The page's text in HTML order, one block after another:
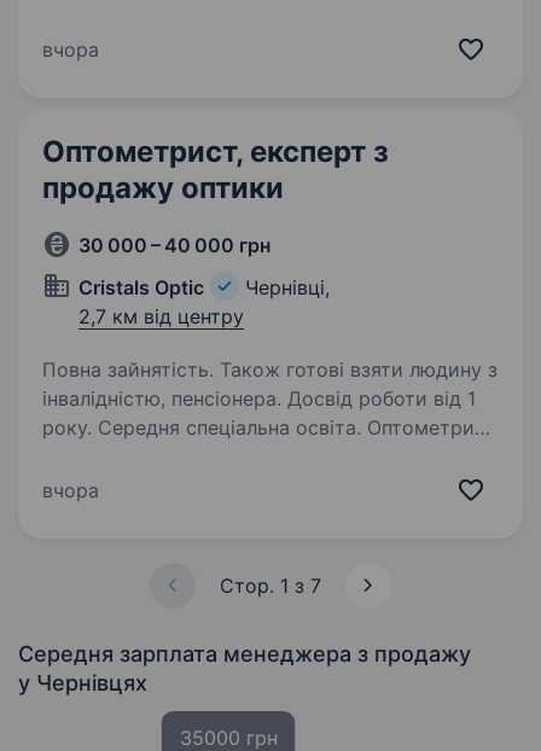
національну дистрибуцію та виходимо на
вчора
Оптометрист, експерт з
продажу оптики
30 000 – 40 000 грн
Cristals Optic
Чернівці,
2,7 км від центру
Повна зайнятість. Також готові взяти людину з
інвалідністю, пенсіонера. Досвід роботи від 1
року. Середня спеціальна освіта. Оптометрист
провідна мережа салонів оптики у Чернівцях,
роботи в салоні оптики; професійно…
вчора
Стор. 1 з 7
Середня зарплата менеджера з продажу
у Чернівцях
35000 грн